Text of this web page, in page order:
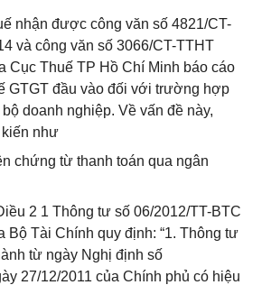
nhận được công văn số 4821/CT-
và công văn số 3066/CT-TTHT
Cục Thuế TP Hồ Chí Minh báo cáo
GTGT đầu vào đối với trường hợp
doanh nghiệp. Về vấn đề này,
kiến như
chứng từ thanh toán qua ngân
2 1 Thông tư số 06/2012/TT-BTC
Bộ Tài Chính quy định: “1. Thông tư
từ ngày Nghị định số
27/12/2011 của Chính phủ có hiệu